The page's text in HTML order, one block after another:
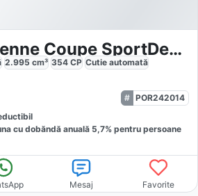
Porsche Cayenne Coupe SportDesign
2.995 cm³ 354 CP Cutie automată
POR242014
cu dobăndă anuală 5,7% pentru persoane
Mesaj Favorite